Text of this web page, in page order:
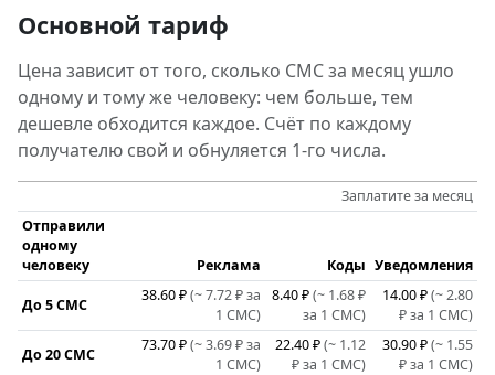
Основной тариф
Цена зависит от того, сколько СМС за месяц ушло
одному и тому же человеку: чем больше, тем
дешевле обходится каждое. Счёт по каждому
получателю свой и обнуляется 1-го числа.
Заплатите за месяц
Отправили
одному
человеку
Реклама Коды Уведомления
До 5 СМС
38.60 ₽(~ 7.72 ₽ за
1 СМС)
8.40 ₽(~ 1.68 ₽
за 1 СМС)
14.00 ₽(~ 2.80
₽ за 1 СМС)
До 20 СМС
73.70 ₽(~ 3.69 ₽ за
1 СМС)
22.40 ₽(~ 1.12
₽ за 1 СМС)
30.90 ₽(~ 1.55
₽ за 1 СМС)